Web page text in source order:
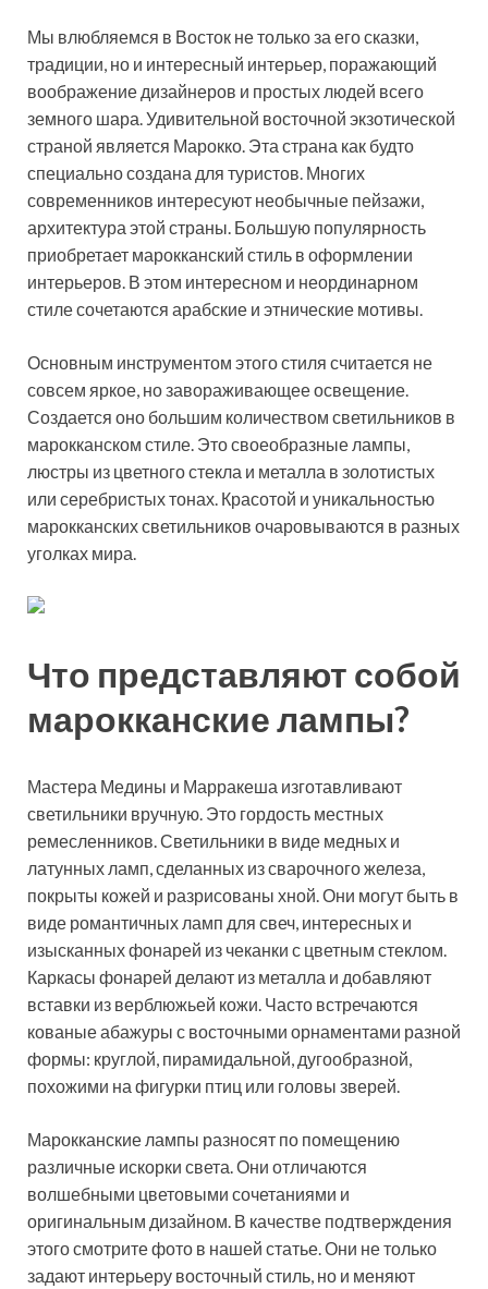
Мы влюбляемся в Восток не только за его сказки,
традиции, но и интересный интерьер, поражающий
воображение дизайнеров и простых людей всего
земного шара. Удивительной восточной экзотической
страной является Марокко. Эта страна как будто
специально создана для туристов. Многих
современников интересуют необычные пейзажи,
архитектура этой страны. Большую популярность
приобретает марокканский стиль в оформлении
интерьеров. В этом интересном и неординарном
стиле сочетаются арабские и этнические мотивы.
Основным инструментом этого стиля считается не
совсем яркое, но завораживающее освещение.
Создается оно большим количеством светильников в
марокканском стиле. Это своеобразные лампы,
люстры из цветного стекла и металла в золотистых
или серебристых тонах. Красотой и уникальностью
марокканских светильников очаровываются в разных
уголках мира.
Что представляют собой
марокканские лампы?
Мастера Медины и Марракеша изготавливают
светильники вручную. Это гордость местных
ремесленников. Светильники в виде медных и
латунных ламп, сделанных из сварочного железа,
покрыты кожей и разрисованы хной. Они могут быть в
виде романтичных ламп для свеч, интересных и
изысканных фонарей из чеканки с цветным стеклом.
Каркасы фонарей делают из металла и добавляют
вставки из верблюжьей кожи. Часто встречаются
кованые абажуры с восточными орнаментами разной
формы: круглой, пирамидальной, дугообразной,
похожими на фигурки птиц или головы зверей.
Марокканские лампы разносят по помещению
различные искорки света. Они отличаются
волшебными цветовыми сочетаниями и
оригинальным дизайном. В качестве подтверждения
этого смотрите фото в нашей статье. Они не только
задают интерьеру восточный стиль, но и меняют